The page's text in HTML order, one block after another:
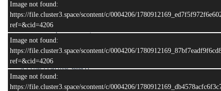
Image not found:
https://file.cluster3.space/scontent/c/0004206/
ref=&cid=4206
Image not found:
https://file.cluster3.space/scontent/c/0004206/
ref=&cid=4206
Image not found:
https://file.cluster3.space/scontent/c/0004206/
กำลังสูงสุด:180 แรงม้า ที่ 3,800 รอบ/นาที
แรงบิดสูงสุด:47.9 กิโลกรัม-เมตร (470 นิวตัน-เมตร) ที่ 2,000
รอบ/นาที
ระบบขับเคลื่อน:
สวิตช์ไฟฟ้า
ระบบเกียร์:
ธรรมดา (Active Select)